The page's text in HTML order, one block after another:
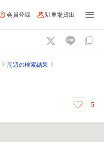
会員登録 駐車場貸出
周辺の検索結果
5